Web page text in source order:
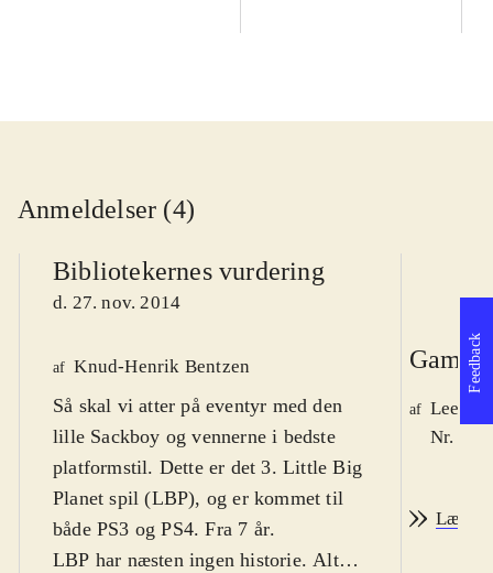
Anmeldelser (4)
Bibliotekernes vurdering
d. 27. nov. 2014
af Knud-Henrik Bentzen
Så skal vi atter på eventyr med den
lille Sackboy og vennerne i bedste
platformstil. Dette er det 3. Little Big
Planet spil (LBP), og er kommet til
både PS3 og PS4. Fra 7 år.
LBP har næsten ingen historie. Alt
Game
af Lee
Nr.
Læs
Feedback